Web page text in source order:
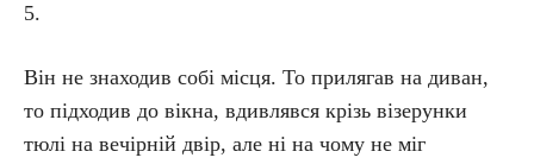
5.
Він не знаходив собі місця. То прилягав на диван,
то підходив до вікна, вдивлявся крізь візерунки
тюлі на вечірній двір, але ні на чому не міг